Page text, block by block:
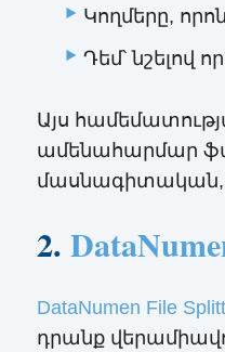
Կողմերը,
Դեմ՝ նշելով
Այս
ամենահարմար
մասնագիտական,
2.
DataNumen File
դրանք